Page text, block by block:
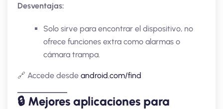
Desventajas:
Solo sirve para encontrar el dispositivo, no
ofrece funciones extra como alarmas o
cámara trampa.
🔗 Accede desde android.com/find
🔒 Mejores aplicaciones para